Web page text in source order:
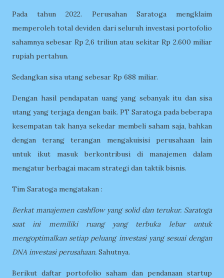
Pada tahun 2022. Perusahan Saratoga mengklaim
memperoleh total deviden dari seluruh investasi portofolio
sahamnya sebesar Rp 2,6 triliun atau sekitar Rp 2.600 miliar
rupiah pertahun.
Sedangkan sisa utang sebesar Rp 688 miliar.
Dengan hasil pendapatan uang yang sebanyak itu dan sisa
utang yang terjaga dengan baik. PT Saratoga pada beberapa
kesempatan tak hanya sekedar membeli saham saja, bahkan
dengan terang terangan mengakuisisi perusahaan lain
untuk ikut masuk berkontribusi di manajemen dalam
mengatur berbagai macam strategi dan taktik bisnis.
Tim Saratoga mengatakan :
Berkat manajemen cashflow yang solid dan terukur. Saratoga
saat ini memiliki ruang yang terbuka lebar untuk
mengoptimalkan setiap peluang investasi yang sesuai dengan
DNA investasi perusahaan. Sahutnya.
Berikut daftar portofolio saham dan pendanaan startup